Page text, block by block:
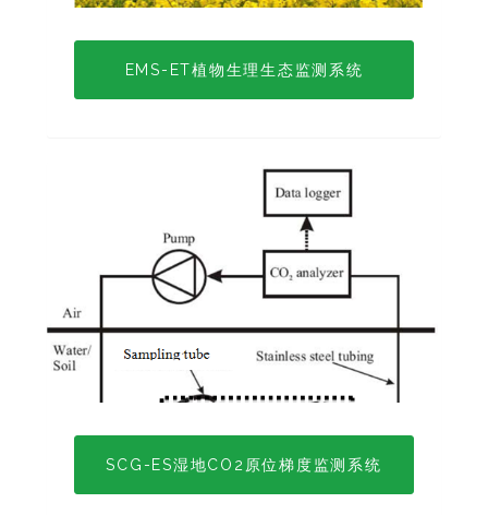
EMS-ET植物生理生态监测系统
SCG-ES湿地CO2原位梯度监测系统